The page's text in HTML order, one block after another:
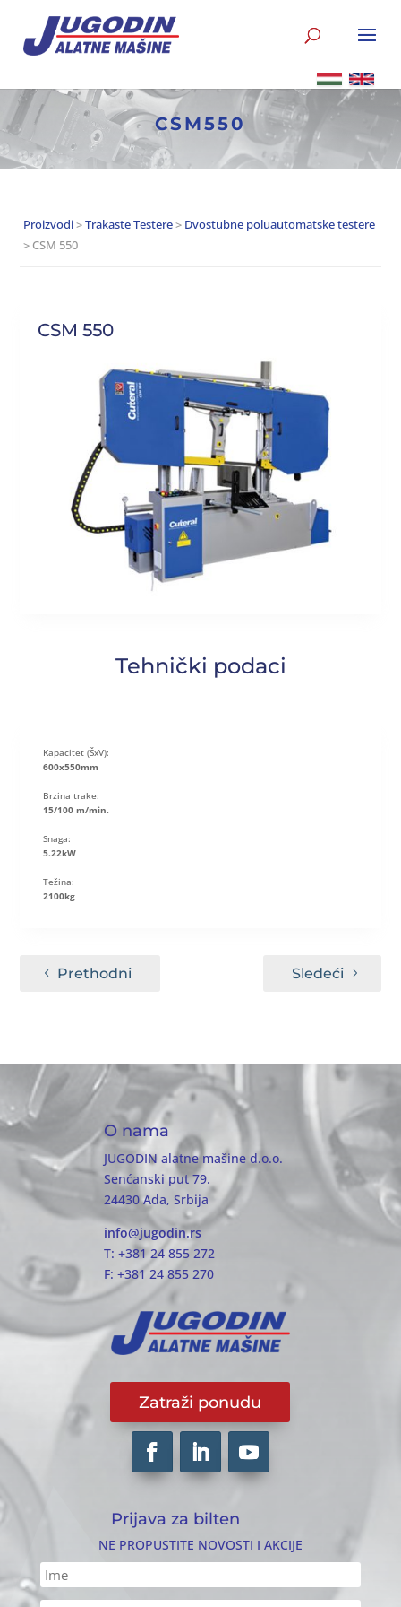
CSM550
Proizvodi>Trakaste Testere> Dvostubne poluautomatske testere
> CSM 550
CSM 550
Tehnički podaci
Kapacitet (ŠxV):
600x550mm
Brzina trake:
15/100 m/min.
Snaga:
5.22kW
Težina:
2100kg
Prethodni Sledeći
O nama
JUGODIN alatne mašine d.o.o.
Senćanski put 79.
24430 Ada, Srbija
info@jugodin.rs
T: +381 24 855 272
F: +381 24 855 270
Zatraži ponudu
Prijava za bilten
NE PROPUSTITE NOVOSTI I AKCIJE